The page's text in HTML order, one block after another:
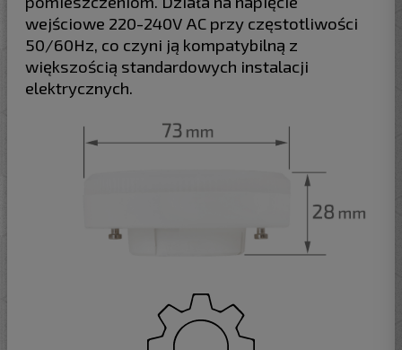
wejściowe 220-240V AC przy częstotliwości
50/60Hz, co czyni ją kompatybilną z
większością standardowych instalacji
elektrycznych.